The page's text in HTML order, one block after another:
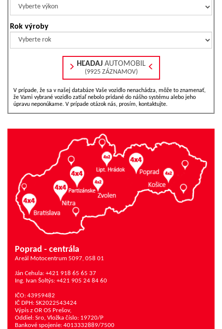
Rok výroby
HĽADAJAUTOMOBIL
(9925 ZÁZNAMOV)
V prípade, že sa v našej databáze Vaše vozidlo nenachádza, môže to znamenať,
že Vami vybrané vozidlo zatiaľ nebolo pridané do nášho systému alebo jeho
úpravu neponúkame. V prípade otázok nás, prosím, kontaktujte.
Poprad - centrála
Areál Motocentrum 5097, 058 01
Ján Cehula: +421 918 65 65 37
Ing. Ivan Šoltýs: +421 905 24 84 60
IČO: 43959482
IČ DPH: SK2022543424
Výpis z OR OS Prešov,
Oddiel: Sro, Vložka číslo: 19720/P
Bankové spojenie: 4013332889/7500